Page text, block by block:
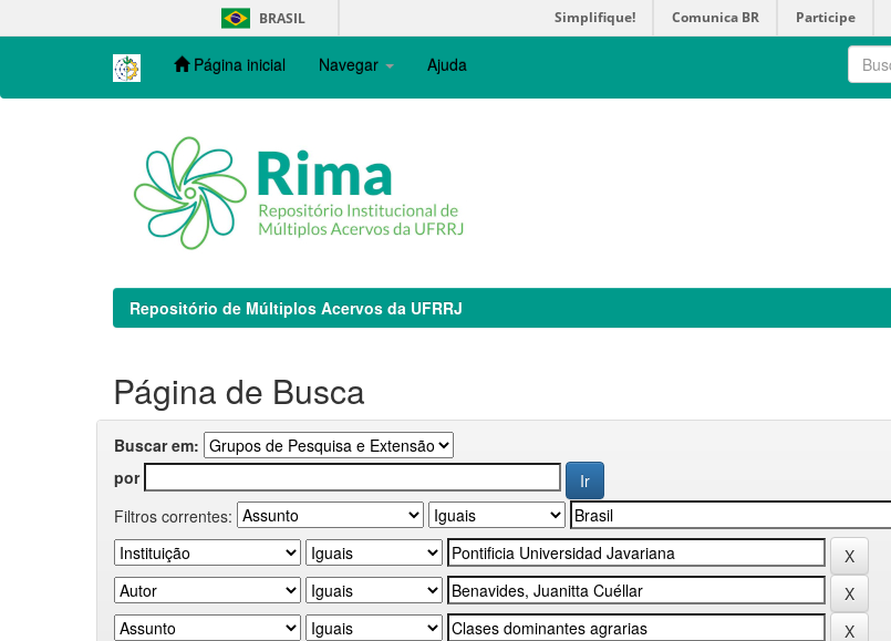
navigation
BRASIL Simplifique! Comunica BR Participe
Página inicial Navegar Ajuda
Repositório de Múltiplos Acervos da UFRRJ
Página de Busca
Buscar em:
por
Filtros correntes: